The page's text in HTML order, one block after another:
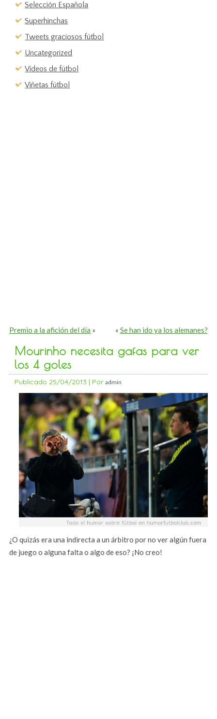
Selección Española
Superhinchas
Tweets graciosos fútbol
Uncategorized
Vídeos de fútbol
Viñetas fútbol
Premio a la afición del día » « Se han ido ya los alemanes?
Mourinho necesita gafas para ver
los 4 goles
Publicado 25/04/2013 | Por admin
¿O quizás era una indirecta a un árbitro por no ver algún fuera
de juego o alguna falta o algo de eso? ¡No creo!